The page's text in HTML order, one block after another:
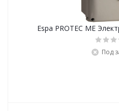
Espa PROTEC ME
Под